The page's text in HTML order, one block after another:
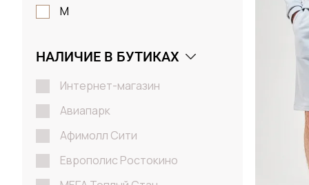
M
XL
2XL
НАЛИЧИЕ В БУТИКАХ
Интернет-магазин
Авиапарк
Афимолл Сити
Европолис Ростокино